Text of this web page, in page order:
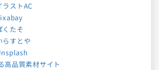
ラストAC
くたそ
らすとや
高品質素材サイト